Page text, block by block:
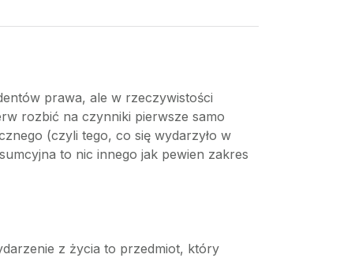
prawa, ale w rzeczywistości
rozbić na czynniki pierwsze samo
(czyli tego, co się wydarzyło w
to nic innego jak pewien zakres
z życia to przedmiot, który